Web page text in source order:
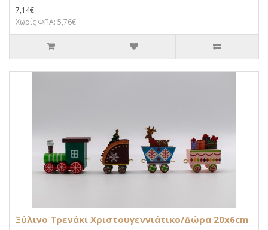
7,14€
Χωρίς ΦΠΑ: 5,76€
Ξύλινο Τρενάκι Χριστουγεννιάτικο/Δώρα 20x6cm